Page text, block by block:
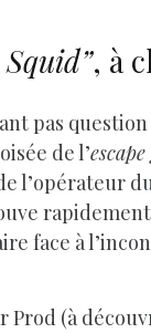
Squid”, à
pas
de l’
l’opérateur
face à
Prod (à